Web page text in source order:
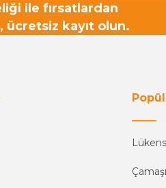
ile fırsatlardan
ücretsiz kayıt olun.